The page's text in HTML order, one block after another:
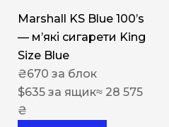
Marshall KS Blue 100’s
— м’які сигарети King
Size Blue
₴670 за блок
$635 за ящик≈ 28 575
₴